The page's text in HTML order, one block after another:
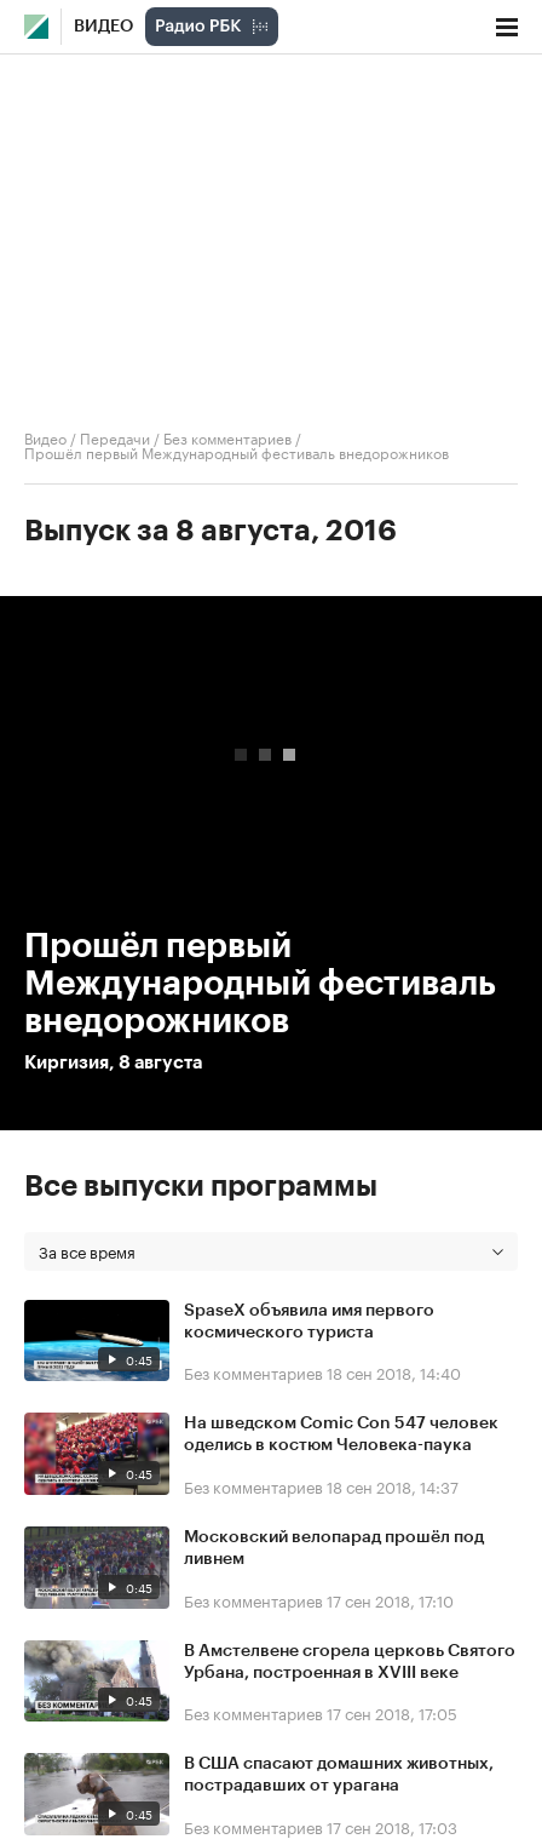
ВИДЕО
Видео / Передачи / Без комментариев /
Прошёл первый Международный фестиваль внедорожников
Выпуск за 8 августа, 2016
Прошёл первый
Международный фестиваль
внедорожников
Киргизия, 8 августа
Все выпуски программы
За все время
0:45
SpaseX объявила имя первого
космического туриста
Без комментариев 18 сен 2018, 14:40
0:45
На шведском Comic Con 547 человек
оделись в костюм Человека-паука
Без комментариев 18 сен 2018, 14:37
0:45
Московский велопарад прошёл под
ливнем
Без комментариев 17 сен 2018, 17:10
0:45
В Амстелвене сгорела церковь Святого
Урбана, построенная в XVIII веке
Без комментариев 17 сен 2018, 17:05
0:45
В США спасают домашних животных,
пострадавших от урагана
Без комментариев 17 сен 2018, 17:03